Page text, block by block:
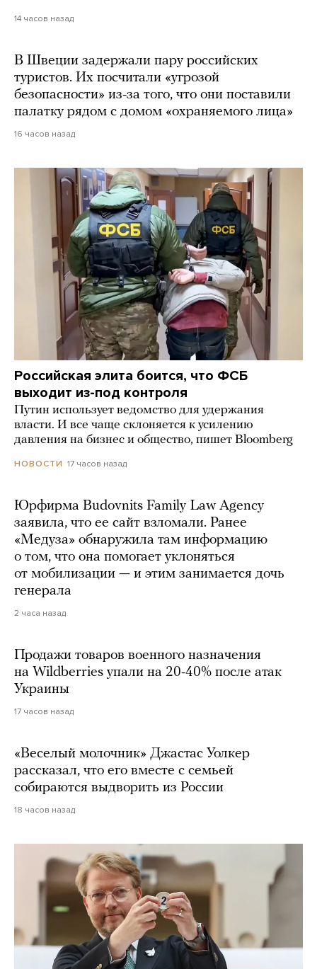
14 часов назад
В Швеции задержали пару российских
туристов. Их посчитали «угрозой
безопасности» из-за того, что они поставили
палатку рядом с домом «охраняемого лица»
16 часов назад
Российская элита боится, что ФСБ
выходит из-под контроля
Путин использует ведомство для удержания
власти. И все чаще склоняется к усилению
давления на бизнес и общество, пишет Bloomberg
НОВОСТИ 17 часов назад
Юрфирма Budovnits Family Law Agency
заявила, что ее сайт взломали. Ранее
«Медуза» обнаружила там информацию
о том, что она помогает уклоняться
от мобилизации — и этим занимается дочь
генерала
2 часа назад
Продажи товаров военного назначения
на Wildberries упали на 20-40% после атак
Украины
17 часов назад
«Веселый молочник» Джастас Уолкер
рассказал, что его вместе с семьей
собираются выдворить из России
18 часов назад